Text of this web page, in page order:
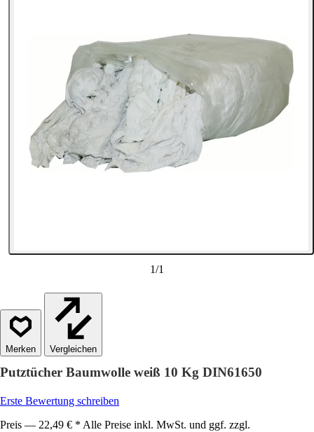
1/1
Vergleichen
Putztücher Baumwolle weiß 10 Kg DIN61650
Erste Bewertung schreiben
Preis — 22,49 € * Alle Preise inkl. MwSt. und ggf. zzgl.